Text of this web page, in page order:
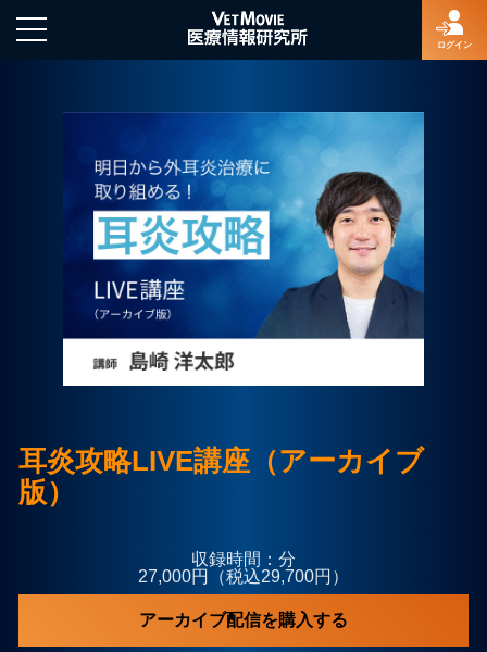
ログイン
HOME
ログイン
新規登録
よくあるご質問
著作権について
耳炎攻略LIVE講座（アーカイブ
版）
収録時間：分
27,000円（税込29,700円）
アーカイブ配信を購入する